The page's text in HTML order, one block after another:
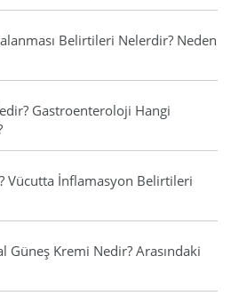
Belirtileri Nelerdir? Neden
Gastroenteroloji Hangi
Vücutta İnflamasyon Belirtileri
Güneş Kremi Nedir? Arasındaki